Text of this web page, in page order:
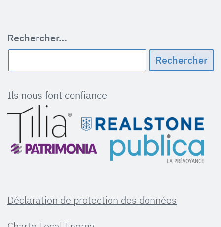
Rechercher…
Ils nous font confiance
Déclaration de protection des données